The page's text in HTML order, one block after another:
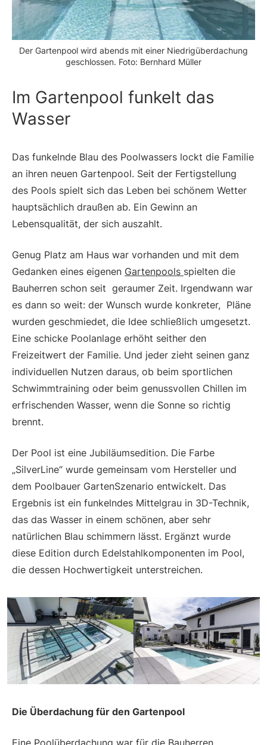
Der Gartenpool wird abends mit einer Niedrigüberdachung
geschlossen. Foto: Bernhard Müller
Im Gartenpool funkelt das
Wasser
Das funkelnde Blau des Poolwassers lockt die Familie
an ihren neuen Gartenpool. Seit der Fertigstellung
des Pools spielt sich das Leben bei schönem Wetter
hauptsächlich draußen ab. Ein Gewinn an
Lebensqualität, der sich auszahlt.
Genug Platz am Haus war vorhanden und mit dem
Gedanken eines eigenen Gartenpools spielten die
Bauherren schon seit geraumer Zeit. Irgendwann war
es dann so weit: der Wunsch wurde konkreter, Pläne
wurden geschmiedet, die Idee schließlich umgesetzt.
Eine schicke Poolanlage erhöht seither den
Freizeitwert der Familie. Und jeder zieht seinen ganz
individuellen Nutzen daraus, ob beim sportlichen
Schwimmtraining oder beim genussvollen Chillen im
erfrischenden Wasser, wenn die Sonne so richtig
brennt.
Der Pool ist eine Jubiläumsedition. Die Farbe
„SilverLine“ wurde gemeinsam vom Hersteller und
dem Poolbauer GartenSzenario entwickelt. Das
Ergebnis ist ein funkelndes Mittelgrau in 3D-Technik,
das das Wasser in einem schönen, aber sehr
natürlichen Blau schimmern lässt. Ergänzt wurde
diese Edition durch Edelstahlkomponenten im Pool,
die dessen Hochwertigkeit unterstreichen.
Die Überdachung für den Gartenpool